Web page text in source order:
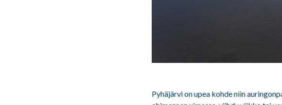
Pyhäjärvi on upea kohde niin